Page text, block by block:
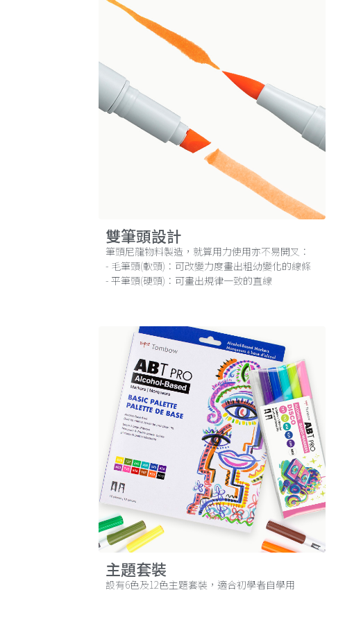
雙筆頭設計
筆頭尼龍物料製造，就算用力使用亦不易開叉：
- 毛筆頭(軟頭)：可改變力度畫出粗幼變化的線條
- 平筆頭(硬頭)：可畫出規律一致的直線
主題套裝
設有6色及12色主題套裝，適合初學者自學用